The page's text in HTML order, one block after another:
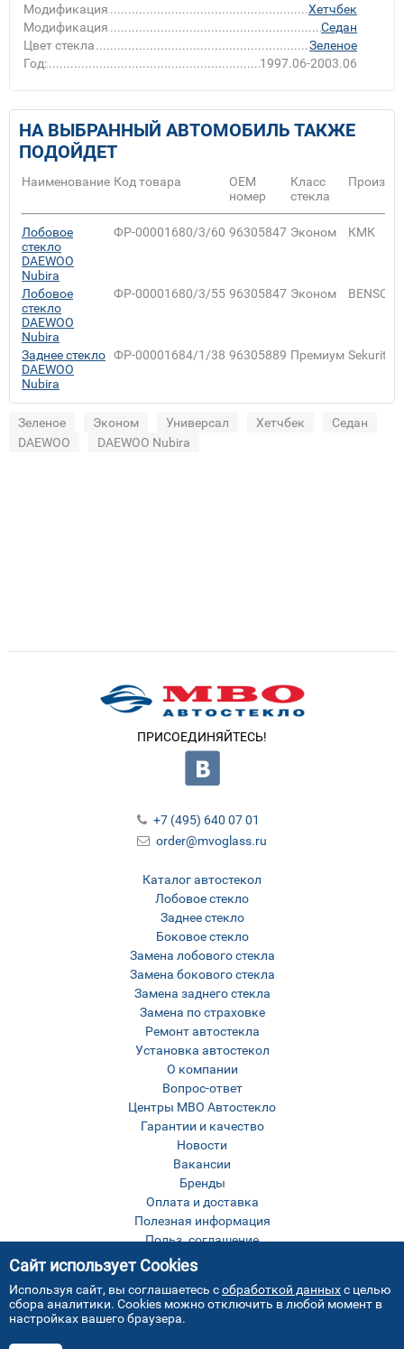
Модификация
Хетчбек
Модификация
Седан
Цвет стекла
Зеленое
Год:
1997.06-2003.06
НА ВЫБРАННЫЙ АВТОМОБИЛЬ ТАКЖЕ
ПОДОЙДЕТ
Наименование Код товара
ОЕМ
номер
Класс
стекла
Лобовое
стекло
DAEWOO
Nubira
ФР-00001680/3/60 96305847 Эконом КМК
Лобовое
стекло
DAEWOO
Nubira
ФР-00001680/3/55 96305847 Эконом BENSON
Заднее стекло
DAEWOO
Nubira
ФР-00001684/1/38 96305889 Премиум Sekurit
Зеленое Эконом Универсал Хетчбек
Седан
DAEWOO
DAEWOO Nubira
ПРИСОЕДИНЯЙТЕСЬ!
Каталог автостекол
Лобовое стекло
Заднее стекло
Боковое стекло
Замена лобового стекла
Замена бокового стекла
Замена заднего стекла
Замена по страховке
Ремонт автостекла
Установка автостекол
О компании
Вопрос-ответ
Центры МВО Автостекло
Гарантии и качество
Новости
Вакансии
Бренды
Оплата и доставка
Полезная информация
Польз. соглашение
Оставить отзыв
Карта сайта
+7 (495) 640 07 01
order@mvoglass.ru
Сайт использует Cookies
Используя сайт, вы соглашаетесь собработкой данныхс целью
сбора аналитики. Cookies можно отключить в любой момент в
настройках вашего браузера.